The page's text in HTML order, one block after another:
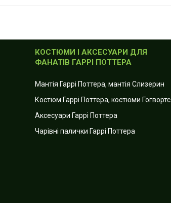
КОСТЮМИ І АКСЕСУАРИ ДЛЯ
ФАНАТІВ ГАРРІ ПОТТЕРА
Мантія Гаррі Поттера, мантія Слизерин
Костюм Гаррі Поттера, костюми Гогвортс
Аксесуари Гаррі Поттера
Чарівні палички Гаррі Поттера